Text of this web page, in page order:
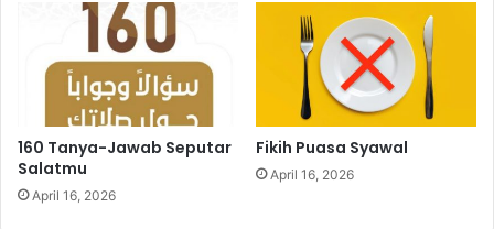
160 Tanya-Jawab Seputar
Salatmu
April 16, 2026
Fikih Puasa Syawal
April 16, 2026